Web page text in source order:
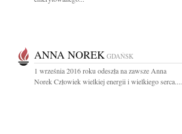
ANNA NOREK GDAŃSK
1 września 2016 roku odeszła na zawsze Anna
Norek Człowiek wielkiej energii i wielkiego serca....